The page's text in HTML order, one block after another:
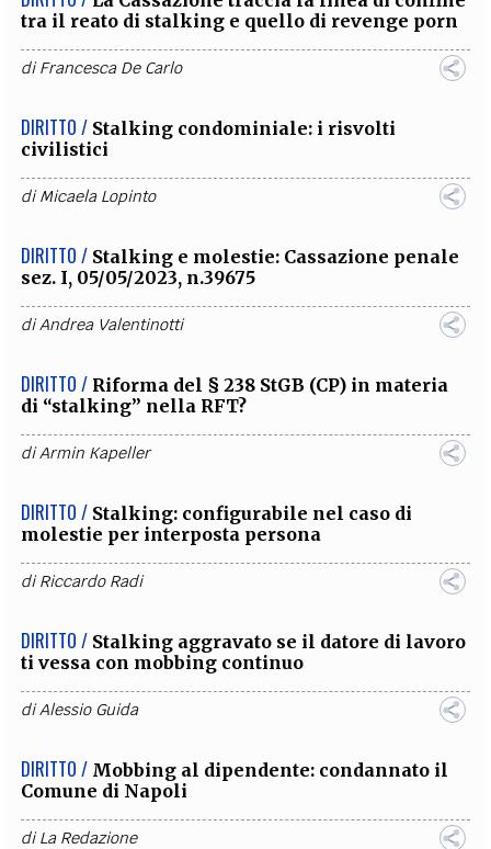
tra il reato di stalking e quello di revenge porn
diFrancesca De Carlo
DIRITTO / Stalking condominiale: i risvolti
civilistici
diMicaela Lopinto
DIRITTO / Stalking e molestie: Cassazione penale
sez. I, 05/05/2023, n.39675
diAndrea Valentinotti
DIRITTO / Riforma del § 238 StGB (CP) in materia
di “stalking” nella RFT?
diArmin Kapeller
DIRITTO / Stalking: configurabile nel caso di
molestie per interposta persona
diRiccardo Radi
DIRITTO / Stalking aggravato se il datore di lavoro
ti vessa con mobbing continuo
diAlessio Guida
DIRITTO / Mobbing al dipendente: condannato il
Comune di Napoli
diLa Redazione